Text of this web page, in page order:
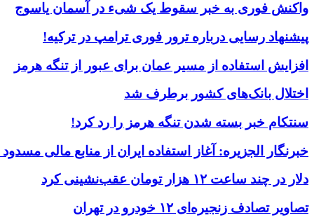
واکنش فوری به خبر سقوط یک شیء در آسمان یاسوج
پیشنهاد رسایی درباره ترور فوری ترامپ در ترکیه!
افزایش استفاده از مسیر عمان برای عبور از تنگه هرمز
اختلال بانک‌های کشور برطرف شد
سنتکام خبر بسته شدن تنگه هرمز را رد کرد!
خبرنگار الجزیره: آغاز استفاده ایران از منابع مالی
دلار در چند ساعت ۱۲ هزار تومان عقب‌نشینی کرد
تصاویر تصادف زنجیره‌ای ۱۲ خودرو در تهران